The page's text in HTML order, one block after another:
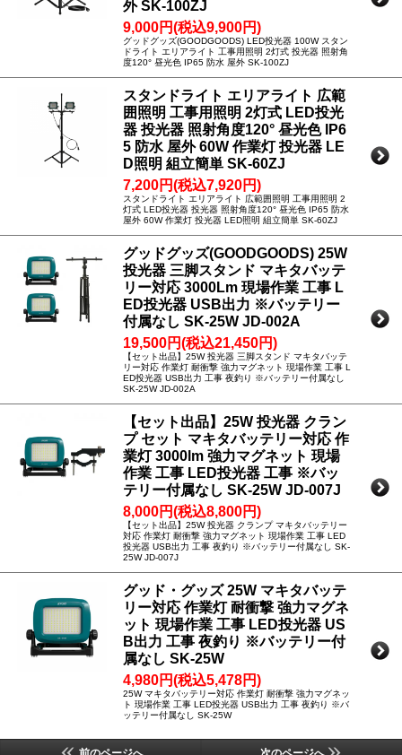
外 SK-100ZJ
9,000円(税込9,900円)
グッドグッズ(GOODGOODS) LED投光器 100W スタン
ドライト エリアライト 工事用照明 2灯式 投光器 照射角
度120° 昼光色 IP65 防水 屋外 SK-100ZJ
スタンドライト エリアライト 広範
囲照明 工事用照明 2灯式 LED投光
器 投光器 照射角度120° 昼光色 IP6
5 防水 屋外 60W 作業灯 投光器 LE
D照明 組立簡単 SK-60ZJ
7,200円(税込7,920円)
スタンドライト エリアライト 広範囲照明 工事用照明 2
灯式 LED投光器 投光器 照射角度120° 昼光色 IP65 防水
屋外 60W 作業灯 投光器 LED照明 組立簡単 SK-60ZJ
グッドグッズ(GOODGOODS) 25W
投光器 三脚スタンド マキタバッテ
リー対応 3000Lm 現場作業 工事 L
ED投光器 USB出力 ※バッテリー
付属なし SK-25W JD-002A
19,500円(税込21,450円)
【セット出品】25W 投光器 三脚スタンド マキタバッテ
リー対応 作業灯 耐衝撃 強力マグネット 現場作業 工事 L
ED投光器 USB出力 工事 夜釣り ※バッテリー付属なし
SK-25W JD-002A
【セット出品】25W 投光器 クラン
プ セット マキタバッテリー対応 作
業灯 3000lm 強力マグネット 現場
作業 工事 LED投光器 工事 ※バッ
テリー付属なし SK-25W JD-007J
8,000円(税込8,800円)
【セット出品】25W 投光器 クランプ マキタバッテリー
対応 作業灯 耐衝撃 強力マグネット 現場作業 工事 LED
投光器 USB出力 工事 夜釣り ※バッテリー付属なし SK-
25W JD-007J
グッド・グッズ 25W マキタバッテ
リー対応 作業灯 耐衝撃 強力マグネ
ット 現場作業 工事 LED投光器 US
B出力 工事 夜釣り ※バッテリー付
属なし SK-25W
4,980円(税込5,478円)
25W マキタバッテリー対応 作業灯 耐衝撃 強力マグネッ
ト 現場作業 工事 LED投光器 USB出力 工事 夜釣り ※バ
ッテリー付属なし SK-25W